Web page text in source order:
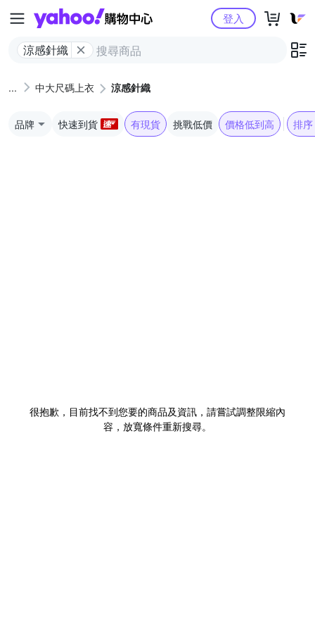
Yahoo購物中心
涼感針織
登入
中大尺碼上衣 涼感針織
品牌 快速到貨 有現貨 挑戰低價 價格低到高 排序
很抱歉，目前找不到您要的商品及資訊，請嘗試調整限縮內
容，放寬條件重新搜尋。